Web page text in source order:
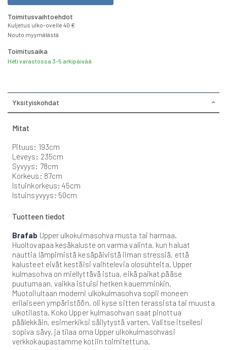
Toimitusvaihtoehdot
Kuljetus ulko-ovelle 40 €
Nouto myymälästä
Toimitusaika
Heti varastossa 3-5 arkipäivää
Yksityiskohdat
Mitat
Pituus: 193cm
Leveys: 235cm
Syvyys: 78cm
Korkeus: 87cm
Istuinkorkeus: 45cm
Istuinsyvyys: 50cm
Tuotteen tiedot
Brafab Upper ulkokulmasohva musta tai harmaa.
Huoltovapaa kesäkaluste on varma valinta, kun haluat
nauttia lämpimistä kesäpäivistä ilman stressiä, että
kalusteet eivät kestäisi vaihtelevia olosuhteita. Upper
kulmasohva on miellyttävä istua, eikä paikat pääse
puutumaan, vaikka istuisi hetken kauemminkin.
Muotoilultaan moderni ulkokulmasohva sopii moneen
erilaiseen ympäristöön, oli kyse sitten terassista tai muusta
ulkotilasta. Koko Upper kulmasohvan saat pinottua
päälekkäin, esimerkiksi säilytystä varten. Valitse itsellesi
sopiva sävy, ja tilaa oma Upper ulkokulmasohvasi
verkkokaupastamme kotiin toimitettuna.